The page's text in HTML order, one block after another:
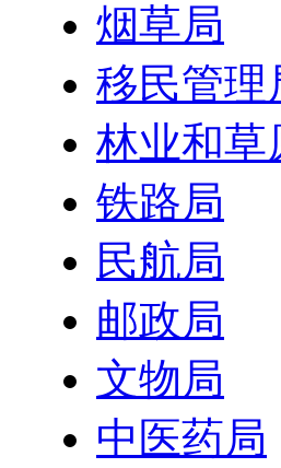
烟草局
移民管理
林业和草
铁路局
民航局
邮政局
文物局
中医药局